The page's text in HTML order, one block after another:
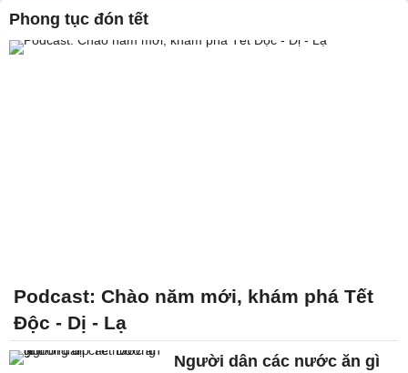
phong tục đón tết
Podcast: Chào năm mới, khám phá Tết
Độc - Dị - Lạ
Người dân các nước ăn gì